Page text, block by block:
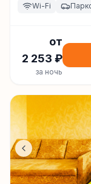
Wi-Fi
от
2 253 ₽
за ночь